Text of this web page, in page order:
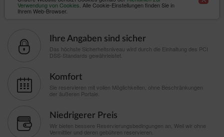
Verwendung von Cookies . Alle Cookie-Einstellungen finden Sie in
Ihrem Web-Browser.
Ihre Angaben sind sicher
Das höchste Sicherheitsniveau wird durch die Einhaltung des PCI
DSS-Standards gewährleistet.
Komfort
Sie reservieren mit vollen Möglichkeiten, ohne Beschränkungen
der äußeren Portale.
Niedrigerer Preis
Wir bieten bessere Reservierungsbedingungen an, Weil wir ohne
Vermittler und deren gebühren reservieren.